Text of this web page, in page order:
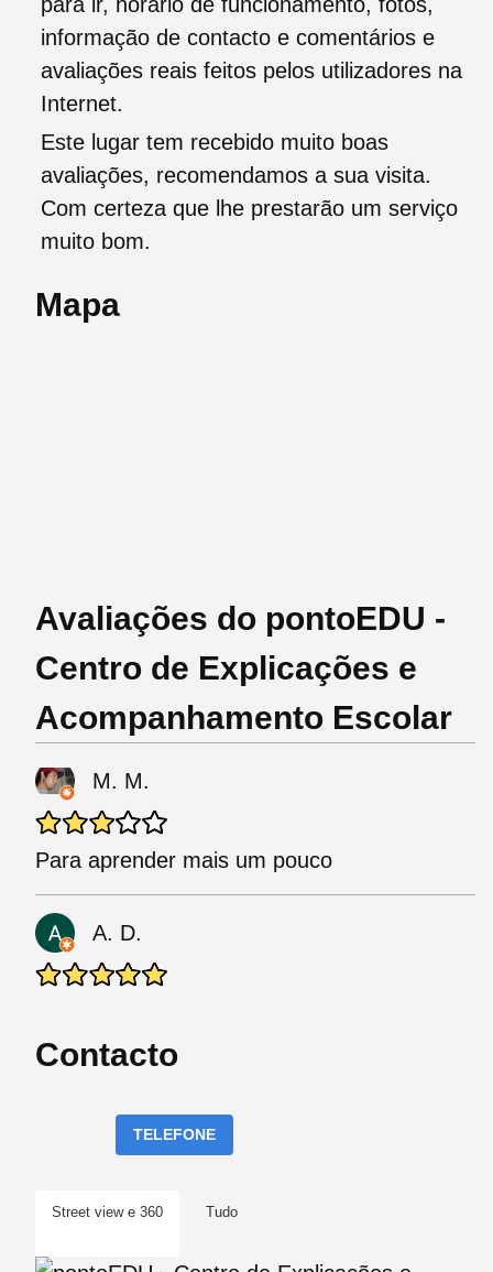
para ir, horário de funcionamento, fotos,
informação de contacto e comentários e
avaliações reais feitos pelos utilizadores na
Internet.
Este lugar tem recebido muito boas
avaliações, recomendamos a sua visita.
Com certeza que lhe prestarão um serviço
muito bom.
Mapa
Avaliações do pontoEDU -
Centro de Explicações e
Acompanhamento Escolar
M. M.
Para aprender mais um pouco
A. D.
Contacto
TELEFONE
Street view e 360 Tudo